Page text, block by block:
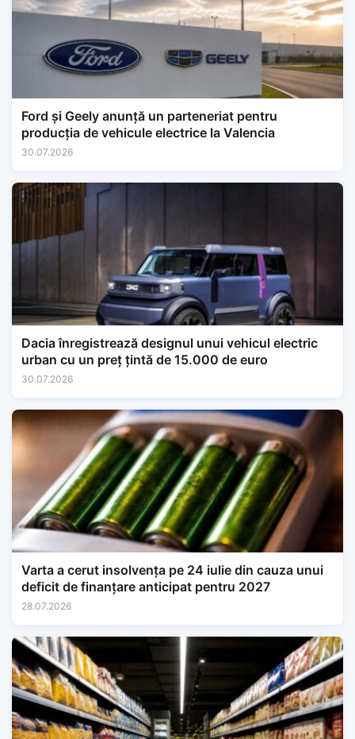
Ford și Geely anunță un parteneriat pentru
producția de vehicule electrice la Valencia
30.07.2026
Dacia înregistrează designul unui vehicul electric
urban cu un preț țintă de 15.000 de euro
30.07.2026
Varta a cerut insolvența pe 24 iulie din cauza unui
deficit de finanțare anticipat pentru 2027
28.07.2026